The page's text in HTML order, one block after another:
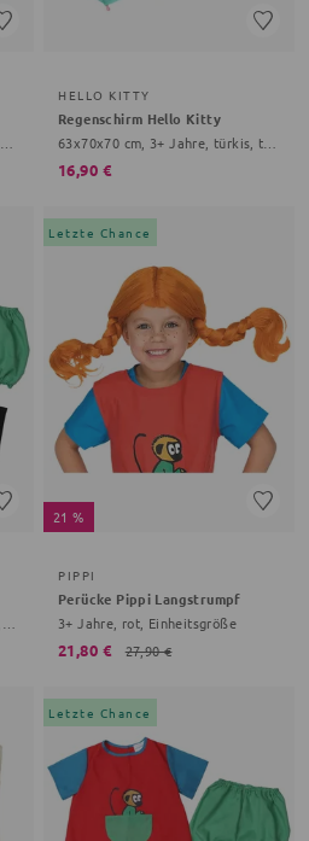
HELLO KITTY
Regenschirm Hello Kitty
16,90 €
Letzte Chance
21 %
PIPPI
Perücke Pippi Langstrumpf
3+ Jahre, rot, Einheitsgröße
21,80 € 27,90 €
Letzte Chance